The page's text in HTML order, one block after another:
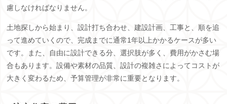
慮しなければなりません。
土地探しから始まり、設計打ち合わせ、建設計画、工事と、順を追
って進めていくので、完成までに通常1年以上かかるケースが多い
です。また、自由に設計できる分、選択肢が多く、費用がかさむ場
合もあります。設備や素材の品質、設計の複雑さによってコストが
大きく変わるため、予算管理が非常に重要となります。